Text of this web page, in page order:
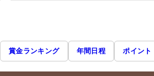
賞金ランキング 年間日程 ポイント